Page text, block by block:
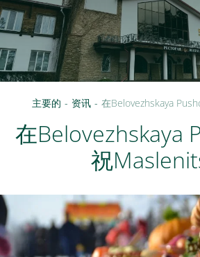
主要的 - 资讯 - 在Belovezhskaya
在Belovezhskaya
祝